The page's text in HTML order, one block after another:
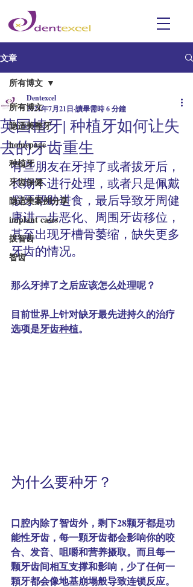
文章
所有博文
隐适美整牙
homepage
种植牙
牙齿保健
隐适美案例分享
implant cases
拔智齿
智齿
所有博文
英国植牙| 种植牙如何让失
去的牙齿重生
Dentexcel
2021年7月21日 讀畢需時 6 分鐘
有些朋友在牙掉了或者拔牙后，
长期不进行处理，或者只是佩戴
假牙帮助进食，最后导致牙周健
康进一步恶化、周围牙齿移位，
甚至出现牙槽骨萎缩，缺失更多
牙齿的情况。
那么牙掉了之后应该怎么处理呢？
目前世界上针对缺牙最先进持久的治疗
选项是牙齿种植。
为什么要种牙？
口腔内除了智齿外，剩下28颗牙都是功
能性牙齿，每一顆牙齿都会影响你的咬
合、发音、咀嚼和营养摄取。而且每一
颗牙齿间相互支撑和影响，少了任何一
顆牙都会像地基崩塌般导致连锁反应。